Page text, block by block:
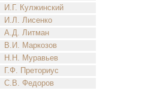
И.Г. Кулжинский
И.Л. Лисенко
А.Д. Литман
В.И. Маркозов
Н.Н. Муравьев
Г.Ф. Преториус
С.В. Федоров